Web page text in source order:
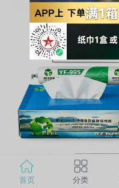
首页 分类